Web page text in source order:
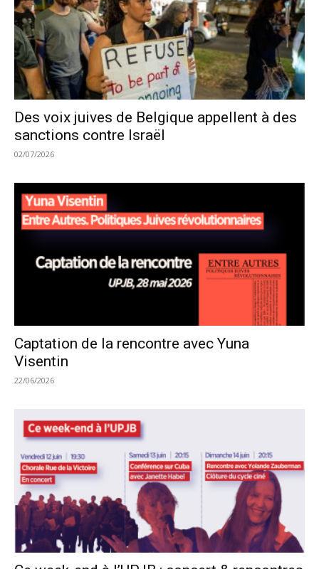
Des voix juives de Belgique appellent à des
sanctions contre Israël
02/07/2026
Captation de la rencontre avec Yuna
Visentin
22/06/2026